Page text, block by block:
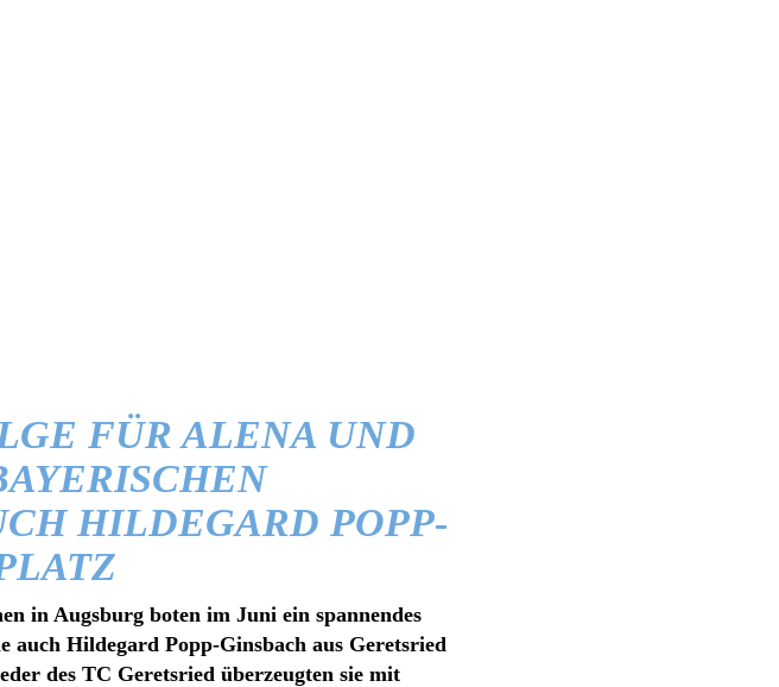
FÜR ALENA UND
HILDEGARD POPP-
in Augsburg boten im Juni ein spannendes
Hildegard Popp-Ginsbach aus Geretsried
des TC Geretsried überzeugten sie mit